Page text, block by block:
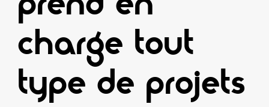
charge tout
type de projets